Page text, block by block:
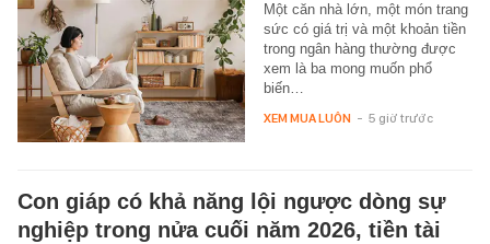
Một căn nhà lớn, một món trang
sức có giá trị và một khoản tiền
trong ngân hàng thường được
xem là ba mong muốn phổ
biến…
XEM MUA LUÔN - 5 giờ trước
Con giáp có khả năng lội ngược dòng sự
nghiệp trong nửa cuối năm 2026, tiền tài